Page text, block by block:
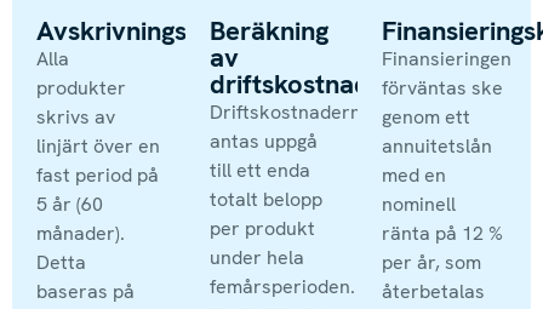
Avskrivningsperiod
Alla
produkter
skrivs av
linjärt över en
fast period på
5 år (60
månader).
Detta
baseras på
Beräkning
av
driftskostnader
Driftskostnaderna
antas uppgå
till ett enda
totalt belopp
per produkt
under hela
femårsperioden.
Finansieringen
förväntas ske
genom ett
annuitetslån
med en
nominell
ränta på 12 %
per år, som
återbetalas